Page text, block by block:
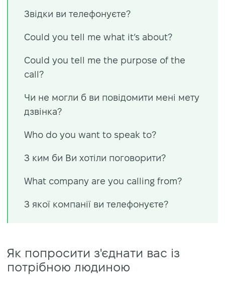
Звідки ви телефонуєте?
Could you tell me what it’s about?
Could you tell me the purpose of the
call?
Чи не могли б ви повідомити мені мету
дзвінка?
Who do you want to speak to?
З ким би Ви хотіли поговорити?
What company are you calling from?
З якої компанії ви телефонуєте?
Як попросити з'єднати вас із
потрібною людиною